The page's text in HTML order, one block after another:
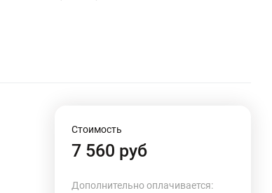
Стоимость
7 560 руб
Дополнительно оплачивается: